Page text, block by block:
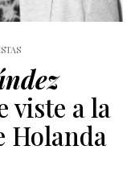
viste a la
Holanda